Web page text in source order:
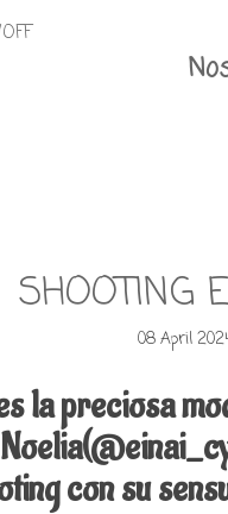
SHOOTING
08 April
la preciosa
con su